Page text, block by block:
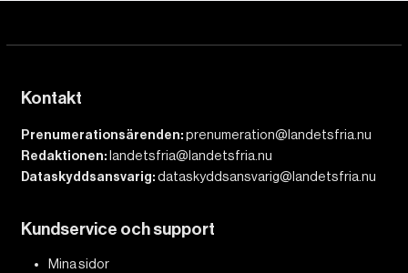
Kontakt
Prenumerationsärenden:prenumeration@landetsfria.nu
Redaktionen: landetsfria@landetsfria.nu
Dataskyddsansvarig:dataskyddsansvarig@landetsfria.nu
Kundservice och support
Mina sidor